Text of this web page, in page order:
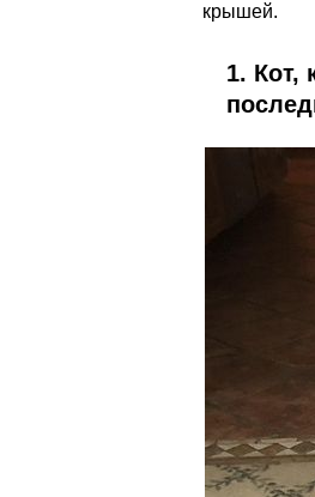
крышей.
1. Кот,